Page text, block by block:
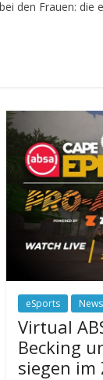
den Frauen: die
eSports News
Virtual
Becking
siegen